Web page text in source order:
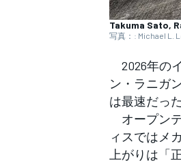
フォーミュラE
Takuma Sato,
写真：: Michael L.
2026年の
ン・ラニガ
は最速だった
オープン
ィスではメ
上がりは「